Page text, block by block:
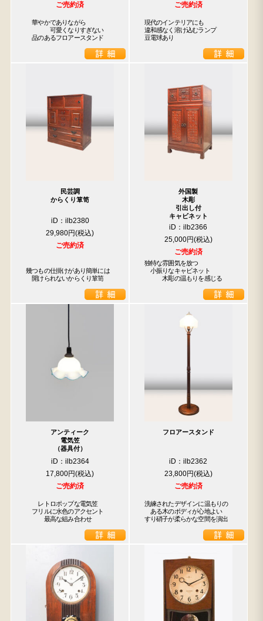
ご売約済
華やかでありながら
可愛くなりすぎない
品のあるフロアースタンド
ご売約済
現代のインテリアにも
違和感なく溶け込むランプ
豆電球あり
民芸調
からくり箪笥
iD：ilb2380
29,980円
ご売約済
幾つもの仕掛けがあり簡単には
開けられないからくり箪笥
外国製
木彫
引出し付
キャビネット
iD：ilb2366
25,000円
ご売約済
独特な雰囲気を放つ
小振りなキャビネット
木彫の温もりを感じる
アンティーク
電気笠
（器具付）
iD：ilb2364
17,800円
ご売約済
レトロポップな電気笠
フリルに水色のアクセント
最高な組み合わせ
フロアースタンド
iD：ilb2362
23,800円
ご売約済
洗練されたデザインに温もりの
ある木のボディが心地よい
すり硝子が柔らかな空間を演出
検索
人気の検索キーワード
松本民芸 小長火鉢 踏台
箪笥 李朝